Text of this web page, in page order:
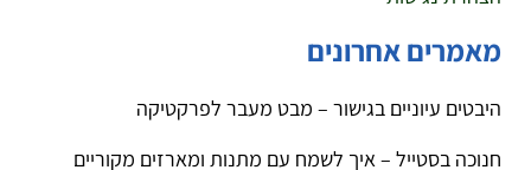
מאמרים אחרונים
היבטים עיוניים בגישור – מבט מעבר לפרקטיקה
חנוכה בסטייל – איך לשמח עם מתנות ומארזים מקוריים